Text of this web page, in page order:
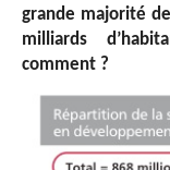
grande majorité
milliards
comment ?